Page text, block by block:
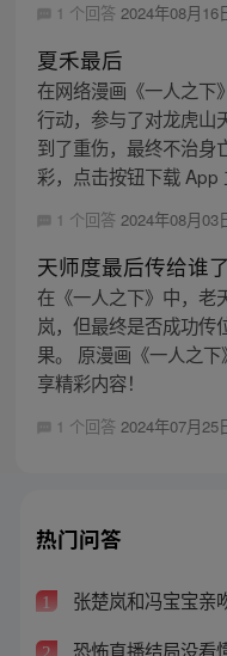
1 个回答 2024年08月16
夏禾最后
在网络漫画《一人之下
行动，参与了对龙虎山
到了重伤，最终不治身
彩，点击按钮下载 App
1 个回答 2024年08月03
天师度最后传给谁了
在《一人之下》中，老
岚，但最终是否成功传
果。 原漫画《一人之
享精彩内容！
1 个回答 2024年07月25
热门问答
1 张楚岚和冯宝宝亲
2 恐怖直播结局没看